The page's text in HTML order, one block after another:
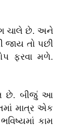
ચાલે છે. અને
જાય તો પછી
ફરવા મળે.
છે. બીજું આ
માત્ર એક
કામ